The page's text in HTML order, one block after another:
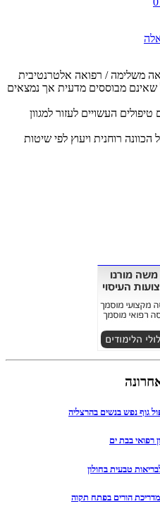
משלימה / רפואה אלטרנטיבית
שאינם מבוססים מדעית אך נמצאים
טיפולים העשויים לעזור למגוון
רוחנית ויעוץ לפי שיטות
גוף נפש בנשים בהרצליה
רפואי בבת ים
טבעית בחולון
הורים בפתח תקוה